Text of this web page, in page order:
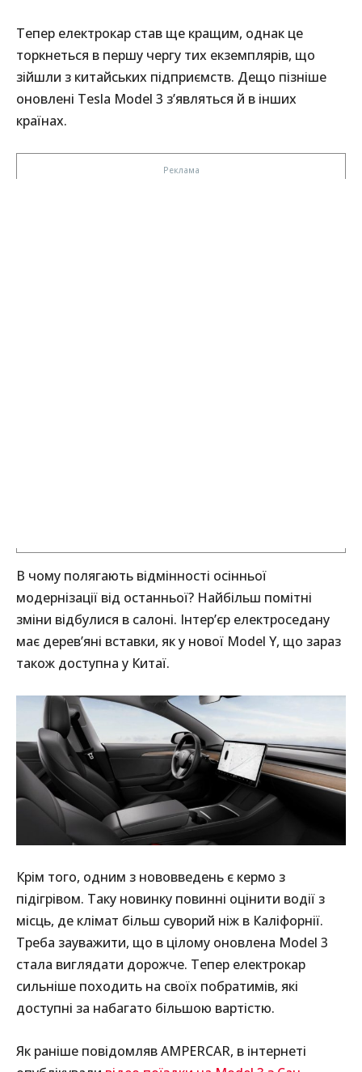
Тепер електрокар став ще кращим, однак це
торкнеться в першу чергу тих екземплярів, що
зійшли з китайських підприємств. Дещо пізніше
оновлені Tesla Model 3 з’являться й в інших
країнах.
В чому полягають відмінності осінньої
модернізації від останньої? Найбільш помітні
зміни відбулися в салоні. Інтер’єр електроседану
має дерев’яні вставки, як у нової Model Y, що зараз
також доступна у Китаї.
Крім того, одним з нововведень є кермо з
підігрівом. Таку новинку повинні оцінити водії з
місць, де клімат більш суворий ніж в Каліфорнії.
Треба зауважити, що в цілому оновлена Model 3
стала виглядати дорожче. Тепер електрокар
сильніше походить на своїх побратимів, які
доступні за набагато більшою вартістю.
Як раніше повідомляв AMPERCAR, в інтернеті